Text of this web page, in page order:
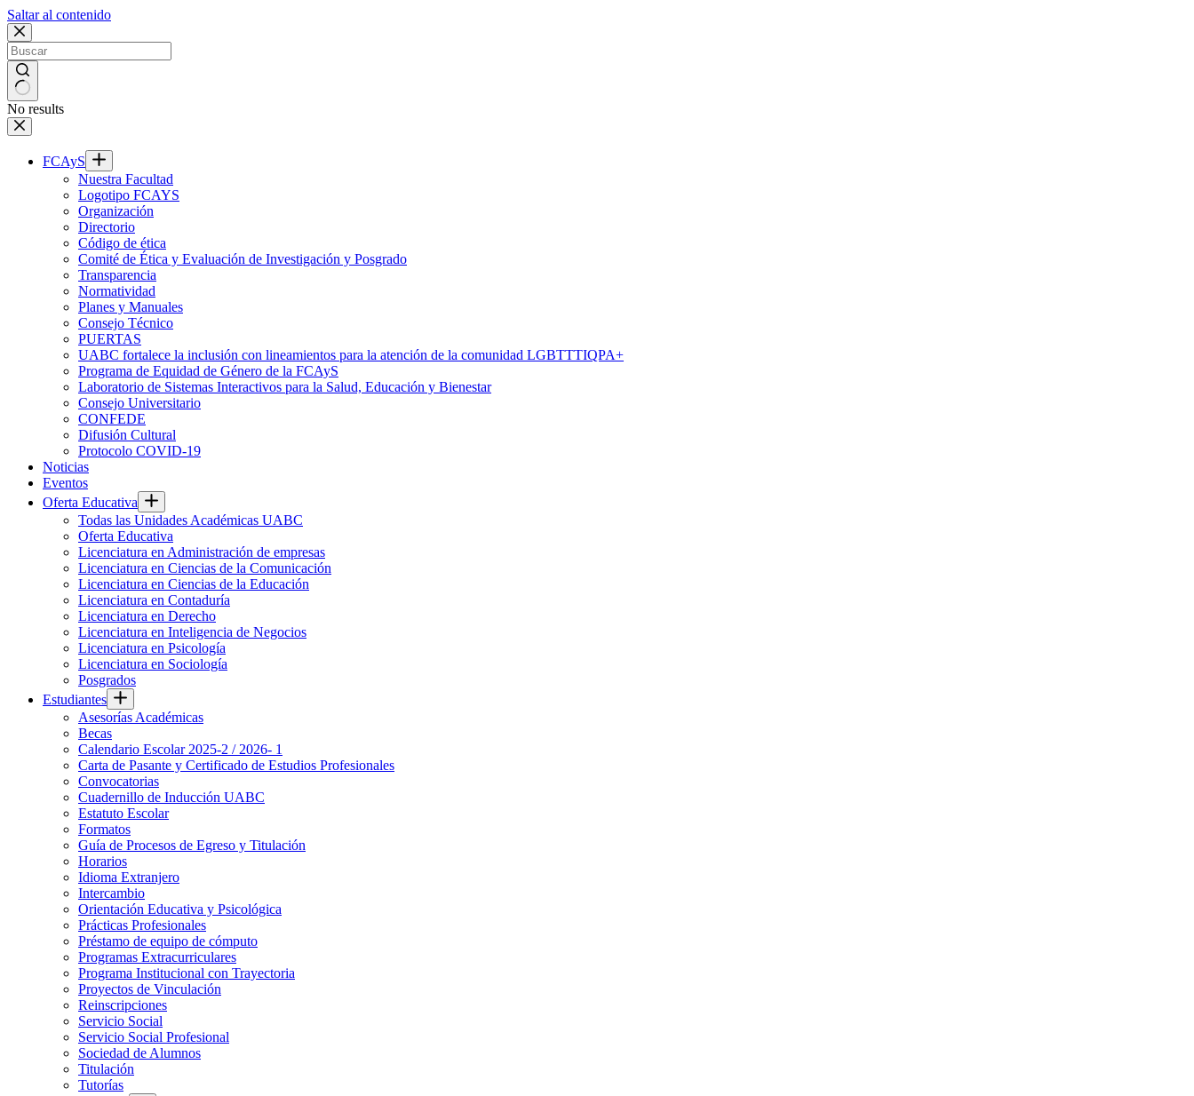
Saltar al contenido
No results
FCAyS
Nuestra Facultad
Logotipo FCAYS
Organización
Directorio
Código de ética
Comité de Ética y Evaluación de Investigación y Posgrado
Transparencia
Normatividad
Planes y Manuales
Consejo Técnico
PUERTAS
UABC fortalece la inclusión con lineamientos para la atención de la comunidad LGBTTTIQPA+
Programa de Equidad de Género de la FCAyS
Laboratorio de Sistemas Interactivos para la Salud, Educación y Bienestar
Consejo Universitario
CONFEDE
Difusión Cultural
Protocolo COVID-19
Noticias
Eventos
Oferta Educativa
Todas las Unidades Académicas UABC
Oferta Educativa
Licenciatura en Administración de empresas
Licenciatura en Ciencias de la Comunicación
Licenciatura en Ciencias de la Educación
Licenciatura en Contaduría
Licenciatura en Derecho
Licenciatura en Inteligencia de Negocios
Licenciatura en Psicología
Licenciatura en Sociología
Posgrados
Estudiantes
Asesorías Académicas
Becas
Calendario Escolar 2025-2 / 2026- 1
Carta de Pasante y Certificado de Estudios Profesionales
Convocatorias
Cuadernillo de Inducción UABC
Estatuto Escolar
Formatos
Guía de Procesos de Egreso y Titulación
Horarios
Idioma Extranjero
Intercambio
Orientación Educativa y Psicológica
Prácticas Profesionales
Préstamo de equipo de cómputo
Programas Extracurriculares
Programa Institucional con Trayectoria
Proyectos de Vinculación
Reinscripciones
Servicio Social
Servicio Social Profesional
Sociedad de Alumnos
Titulación
Tutorías